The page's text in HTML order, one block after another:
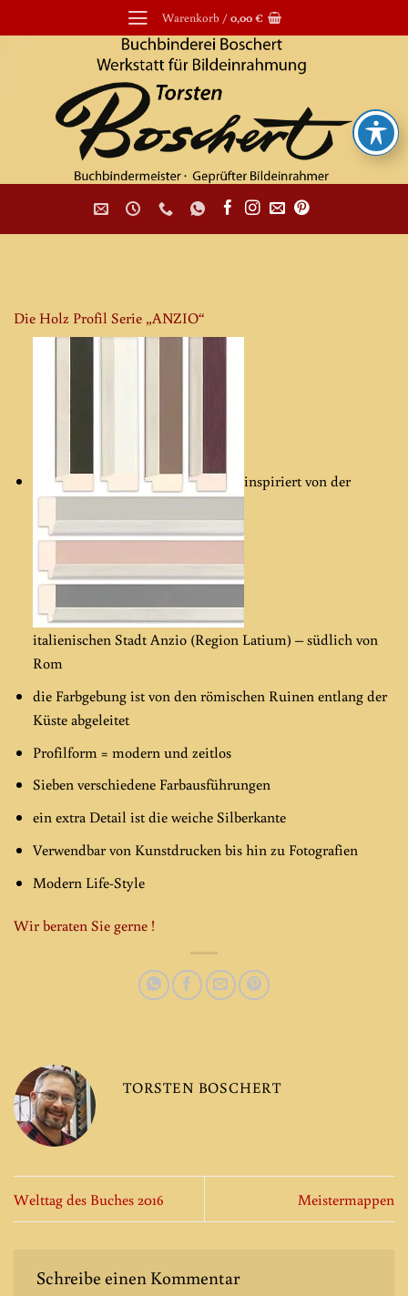
Inhalt
Warenkorb /0,00€
Die Holz Profil Serie „ANZIO“
inspiriert von der
italienischen Stadt Anzio (Region Latium) – südlich von
Rom
die Farbgebung ist von den römischen Ruinen entlang der
Küste abgeleitet
Profilform = modern und zeitlos
Sieben verschiedene Farbausführungen
ein extra Detail ist die weiche Silberkante
Verwendbar von Kunstdrucken bis hin zu Fotografien
Modern Life-Style
Wir beraten Sie gerne !
TORSTEN BOSCHERT
Welttag des Buches 2016 Meistermappen
Schreibe einen Kommentar